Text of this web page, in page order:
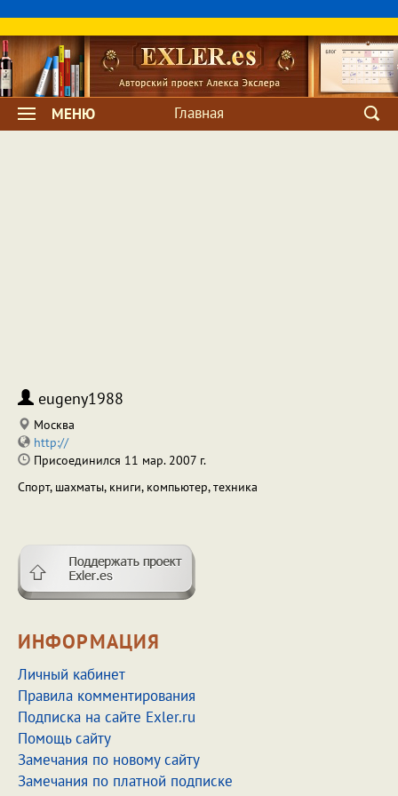
МЕНЮ Главная
eugeny1988
Москва
http://
Присоединился 11 мар. 2007 г.
Спорт, шахматы, книги, компьютер, техника
ИНФОРМАЦИЯ
Личный кабинет
Правила комментирования
Подписка на сайте Exler.ru
Помощь сайту
Замечания по новому сайту
Замечания по платной подписке